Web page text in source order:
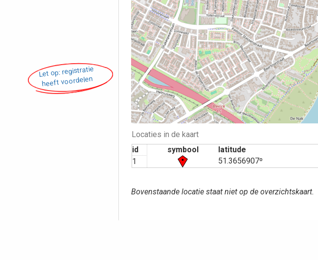
Let op: registratie
heeft voordelen
Locaties in de kaart
id
symbool latitude
1
51.3656907º
Bovenstaande locatie staat niet op de overzichtskaart.